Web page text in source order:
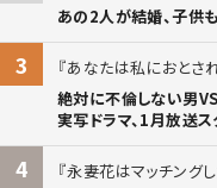
あの2人が結婚、子供
3
あなたは私におとさ
絶対に不倫しない男
実写ドラマ、1月放送
4
永妻花はマッチング